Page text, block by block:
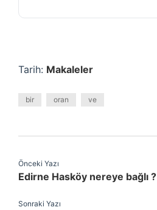
Tarih: Makaleler
bir oran ve
Önceki Yazı
Edirne Hasköy nereye bağlı ?
Sonraki Yazı